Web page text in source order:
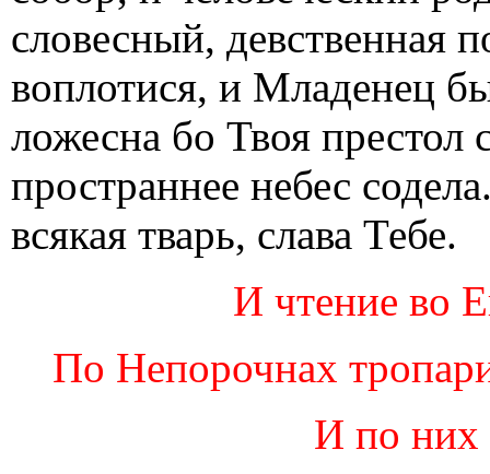
словесный, девственная
воплотися, и Младенец
ложесна бо Твоя престол
пространнее небес
всякая тварь, слава Тебе.
И чтение во
По Непорочнах
И по них